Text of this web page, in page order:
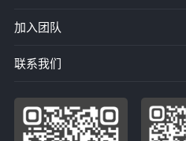
加入团队
联系我们